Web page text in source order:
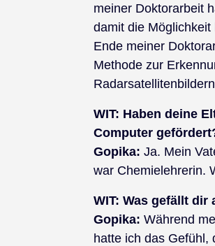
meiner Doktorarbeit
damit die
Ende meiner
Methode zur
WIT: Haben deine
Computer
Gopika: Ja. Mein
war Chemielehrerin.
WIT: Was gefällt dir
Gopika: Während
hatte ich das Gefühl,